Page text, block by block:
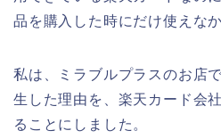
品を購入した時にだけ使えな
私は、ミラブルプラスのお店
生した理由を、楽天カード会
ることにしました。